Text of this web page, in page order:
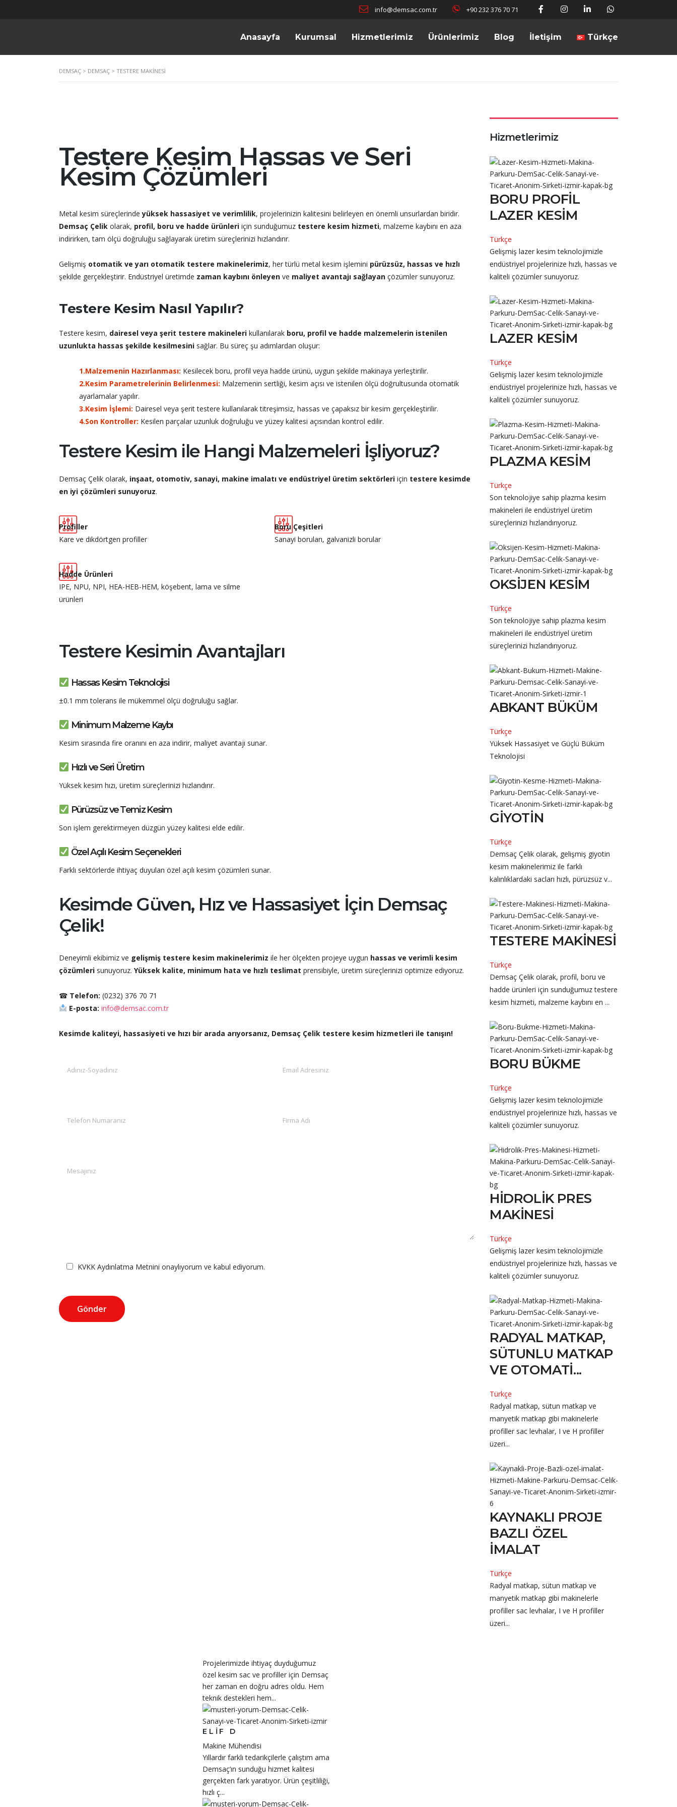
info@demsac.com.tr +90 232 376 70 71
Anasayfa Kurumsal Hizmetlerimiz Ürünlerimiz Blog İletişim Türkçe
DEMSAÇ > DEMSAÇ > TESTERE MAKINESI
Testere Kesim Hassas ve Seri
Kesim Çözümleri
Metal kesim süreçlerindeyüksek hassasiyet ve verimlilik, projelerinizin kalitesini belirleyen en önemli unsurlardan biridir.
Demsaç Çelik olarak, profil, boru ve hadde ürünleri için sunduğumuz testere kesim hizmeti, malzeme kaybını en aza
indirirken, tam ölçü doğruluğu sağlayarak üretim süreçlerinizi hızlandırır.
Gelişmiş otomatik ve yarı otomatik testere makinelerimiz, her türlü metal kesim işlemini pürüzsüz, hassas ve hızlı
şekilde gerçekleştirir. Endüstriyel üretimde zaman kaybını önleyen ve maliyet avantajı sağlayan çözümler sunuyoruz.
Testere Kesim Nasıl Yapılır?
Testere kesim, dairesel veya şerit testere makineleri kullanılarak boru, profil ve hadde malzemelerin istenilen
uzunlukta hassas şekilde kesilmesini sağlar. Bu süreç şu adımlardan oluşur:
1.Malzemenin Hazırlanması: Kesilecek boru, profil veya hadde ürünü, uygun şekilde makinaya yerleştirilir.
2.Kesim Parametrelerinin Belirlenmesi: Malzemenin sertliği, kesim açısı ve istenilen ölçü doğrultusunda otomatik
ayarlamalar yapılır.
3.Kesim İşlemi: Dairesel veya şerit testere kullanılarak titreşimsiz, hassas ve çapaksız bir kesim gerçekleştirilir.
4.Son Kontroller: Kesilen parçalar uzunluk doğruluğu ve yüzey kalitesi açısından kontrol edilir.
Testere Kesim ile Hangi Malzemeleri İşliyoruz?
Demsaç Çelik olarak, inşaat, otomotiv, sanayi, makine imalatı ve endüstriyel üretim sektörleri için testere kesimde
en iyi çözümleri sunuyoruz.
Profiller
Kare ve dikdörtgen profiller
Hadde Ürünleri
IPE, NPU, NPI, HEA-HEB-HEM, köşebent, lama ve silme
ürünleri
Boru Çeşitleri
Sanayi boruları, galvanizli borular
Testere Kesimin Avantajları
Hassas Kesim Teknolojisi
±0.1 mm tolerans ile mükemmel ölçü doğruluğu sağlar.
Minimum Malzeme Kaybı
Kesim sırasında fire oranını en aza indirir, maliyet avantajı sunar.
Hızlı ve Seri Üretim
Yüksek kesim hızı, üretim süreçlerinizi hızlandırır.
Pürüzsüz ve Temiz Kesim
Son işlem gerektirmeyen düzgün yüzey kalitesi elde edilir.
Özel Açılı Kesim Seçenekleri
Farklı sektörlerde ihtiyaç duyulan özel açılı kesim çözümleri sunar.
Kesimde Güven, Hız ve Hassasiyet İçin Demsaç
Çelik!
Deneyimli ekibimiz ve gelişmiş testere kesim makinelerimiz ile her ölçekten projeye uygun hassas ve verimli kesim
çözümleri sunuyoruz. Yüksek kalite, minimum hata ve hızlı teslimat prensibiyle, üretim süreçlerinizi optimize ediyoruz.
☎ Telefon: (0232) 376 70 71
E-posta: info@demsac.com.tr
Kesimde kaliteyi, hassasiyeti ve hızı bir arada arıyorsanız, Demsaç Çelik testere kesim hizmetleri ile tanışın!
KVKK Aydınlatma Metnini onaylıyorum ve kabul ediyorum.
Gönder
Hizmetlerimiz
BORU PROFIL
LAZER KESIM
Türkçe
Gelişmiş lazer kesim teknolojimizle
endüstriyel projelerinize hızlı, hassas ve
kaliteli çözümler sunuyoruz.
LAZER KESIM
Türkçe
Gelişmiş lazer kesim teknolojimizle
endüstriyel projelerinize hızlı, hassas ve
kaliteli çözümler sunuyoruz.
PLAZMA KESIM
Türkçe
Son teknolojiye sahip plazma kesim
makineleri ile endüstriyel üretim
süreçlerinizi hızlandırıyoruz.
OKSIJEN KESIM
Türkçe
Son teknolojiye sahip plazma kesim
makineleri ile endüstriyel üretim
süreçlerinizi hızlandırıyoruz.
ABKANT BÜKÜM
Türkçe
Yüksek Hassasiyet ve Güçlü Büküm
Teknolojisi
GIYOTIN
Türkçe
Demsaç Çelik olarak, gelişmiş giyotin
kesim makinelerimiz ile farklı
kalınlıklardaki sacları hızlı, pürüzsüz v...
TESTERE MAKINESI
Türkçe
Demsaç Çelik olarak, profil, boru ve
hadde ürünleri için sunduğumuz testere
kesim hizmeti, malzeme kaybını en ...
BORU BÜKME
Türkçe
Gelişmiş lazer kesim teknolojimizle
endüstriyel projelerinize hızlı, hassas ve
kaliteli çözümler sunuyoruz.
HIDROLIK PRES
MAKINESI
Türkçe
Gelişmiş lazer kesim teknolojimizle
endüstriyel projelerinize hızlı, hassas ve
kaliteli çözümler sunuyoruz.
RADYAL MATKAP,
SÜTUNLU MATKAP
VE OTOMATI...
Türkçe
Radyal matkap, sütun matkap ve
manyetik matkap gibi makinelerle
profiller sac levhalar, I ve H profiller
üzeri...
KAYNAKLI PROJE
BAZLI ÖZEL
İMALAT
Türkçe
Radyal matkap, sütun matkap ve
manyetik matkap gibi makinelerle
profiller sac levhalar, I ve H profiller
üzeri...
Projelerimizde ihtiyaç duyduğumuz
özel kesim sac ve profiller için Demsaç
her zaman en doğru adres oldu. Hem
teknik destekleri hem...
ELIF D
Makine Mühendisi
Yıllardır farklı tedarikçilerle çalıştım ama
Demsaç’ın sunduğu hizmet kalitesi
gerçekten fark yaratıyor. Ürün çeşitliliği,
hızlı ç...